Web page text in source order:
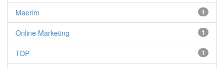
1
Maerim
1
Online Marketing
1
TOP